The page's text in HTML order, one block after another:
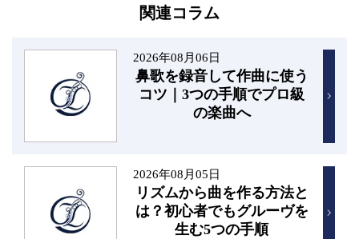
関連コラム
2026年08月06日
鼻歌を録音して作曲に使う
コツ｜3つの手順でプロ級
の楽曲へ
2026年08月05日
リズムから曲を作る方法と
は？初心者でもグルーヴを
生む5つの手順